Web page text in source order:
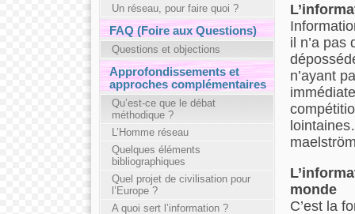
il n’a pas
n’ayant
monde
C’est la
Un réseau, pour faire quoi ?
FAQ (Foire aux Questions)
Questions et objections
Approfondissements et
approches complémentaires
Qu’est-ce que le débat
méthodique ?
L’Homme réseau
Quelques éléments
bibliographiques
Quel projet de civilisation pour
l’Europe ?
A quoi sert l’information ?